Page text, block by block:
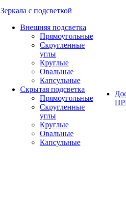
Зеркала с подсветкой
Внешняя подсветка
Прямоугольные
Скругленные
углы
Круглые
Овальные
Капсульные
Скрытая подсветка
Прямоугольные
Скругленные
углы
Круглые
Овальные
Капсульные